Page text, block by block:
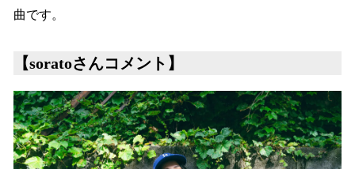
曲です。
【soratoさんコメント】